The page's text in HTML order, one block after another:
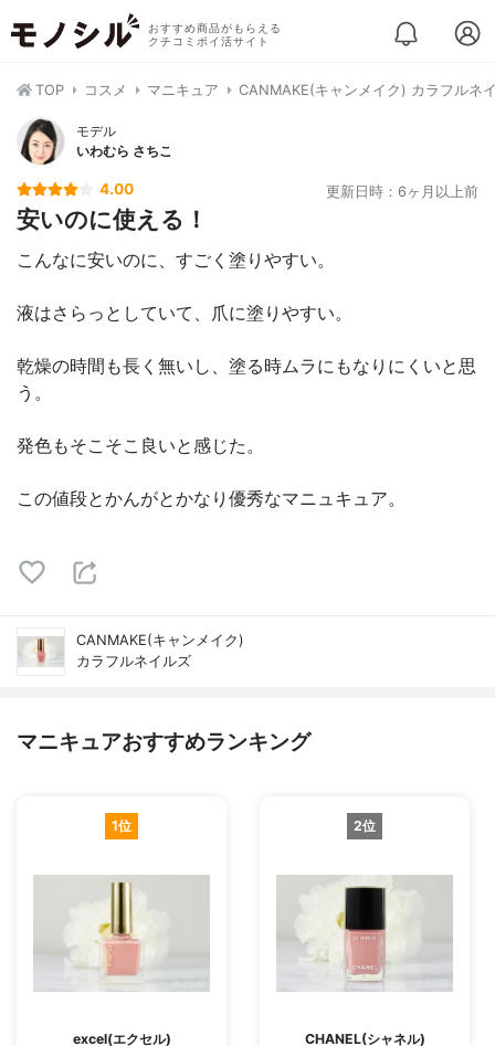
おすすめ商品がもらえる
クチコミポイ活サイト
TOP コスメ マニキュア CANMAKE(キャンメイク) カラフルネ
モデル
いわむら さちこ
4.00 更新日時：6ヶ月以上前
安いのに使える！
こんなに安いのに、すごく塗りやすい。
液はさらっとしていて、爪に塗りやすい。
乾燥の時間も長く無いし、塗る時ムラにもなりにくいと思
う。
発色もそこそこ良いと感じた。
この値段とかんがとかなり優秀なマニュキュア。
CANMAKE(キャンメイク)
カラフルネイルズ
マニキュアおすすめランキング
1位
excel(エクセル)
2位
CHANEL(シャネル)